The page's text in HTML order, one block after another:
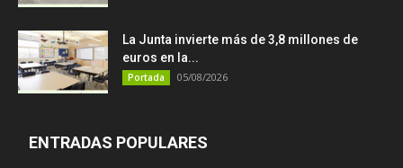
La Junta invierte más de 3,8 millones de
euros en la...
Portada 05/08/2026
ENTRADAS POPULARES